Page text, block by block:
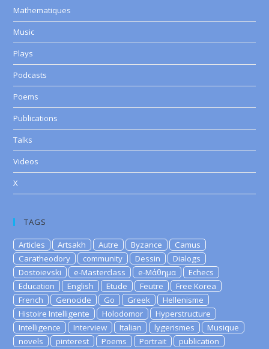
Mathematiques
Music
Plays
Podcasts
Poems
Publications
Talks
Videos
X
TAGS
Articles Artsakh Autre Byzance
Camus
Caratheodory
community Dessin
Dialogs
Dostoievski
e-Masterclass e-Μάθημα
Echecs
Education
English Etude Feutre
Free Korea
French
Genocide Go Greek
Hellenisme
Histoire Intelligente
Holodomor
Hyperstructure
Intelligence
Interview Italian lygerismes
Musique
novels
pinterest Poems Portrait
publication